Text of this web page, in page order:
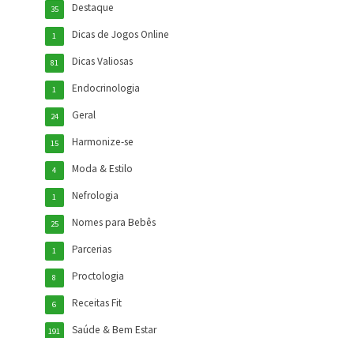
Destaque
35
Dicas de Jogos Online
1
Dicas Valiosas
81
Endocrinologia
1
Geral
24
Harmonize-se
15
Moda & Estilo
4
Nefrologia
1
Nomes para Bebês
25
Parcerias
1
Proctologia
8
Receitas Fit
6
Saúde & Bem Estar
191